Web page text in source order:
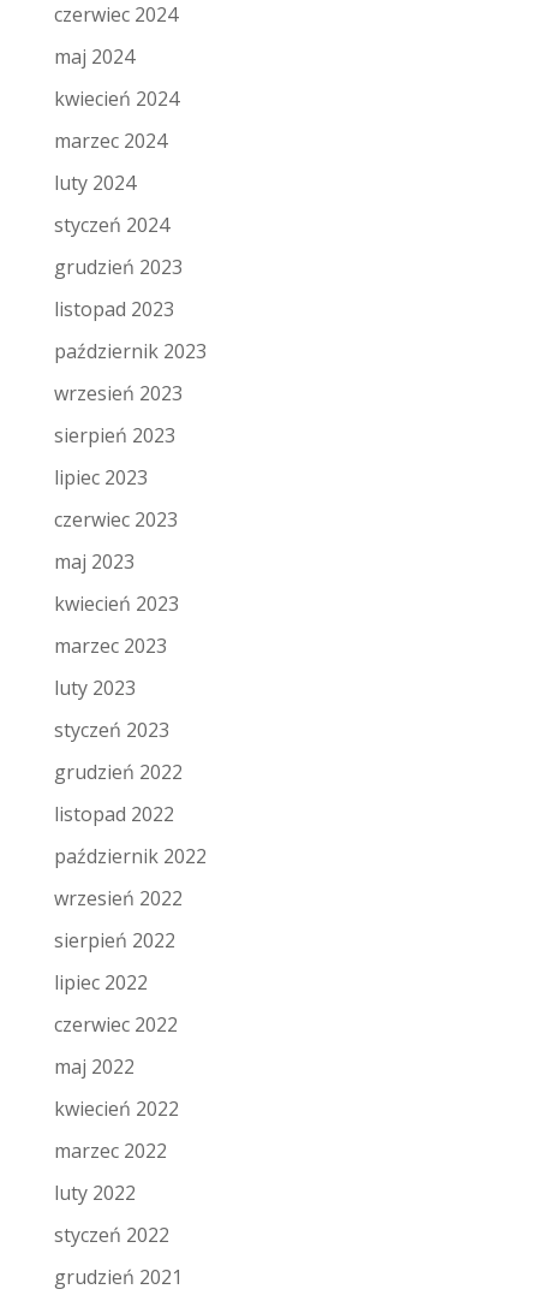
czerwiec 2024
maj 2024
kwiecień 2024
marzec 2024
luty 2024
styczeń 2024
grudzień 2023
listopad 2023
październik 2023
wrzesień 2023
sierpień 2023
lipiec 2023
czerwiec 2023
maj 2023
kwiecień 2023
marzec 2023
luty 2023
styczeń 2023
grudzień 2022
listopad 2022
październik 2022
wrzesień 2022
sierpień 2022
lipiec 2022
czerwiec 2022
maj 2022
kwiecień 2022
marzec 2022
luty 2022
styczeń 2022
grudzień 2021